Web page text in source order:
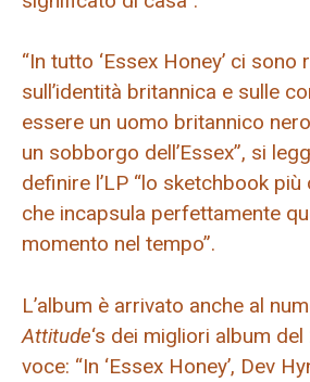
“In tutto ‘Essex Honey’ ci sono
sull’identità britannica e sulle
essere un uomo britannico
un sobborgo dell’Essex”, si
definire l’LP “lo sketchbook
che incapsula perfettamente
momento nel tempo”.
L’album è arrivato anche al
Attitude‘s dei migliori album
voce: “In ‘Essex Honey’, Dev